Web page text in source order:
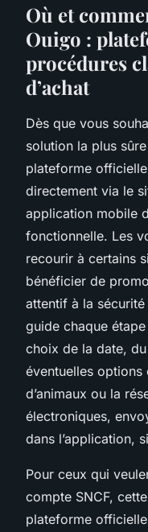
Où et
Ouigo :
procédures
d’achat
Dès que vous
solution la plus
plateforme
directement via le
application mobile
fonctionnelle. Les
recourir à certains
bénéficier de
attentif à la sécurité
guide chaque
choix de la date,
éventuelles options
d’animaux ou la
électroniques,
dans l’application,
Pour ceux qui
compte SNCF,
plateforme